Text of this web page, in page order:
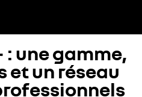
: une gamme,
et un réseau